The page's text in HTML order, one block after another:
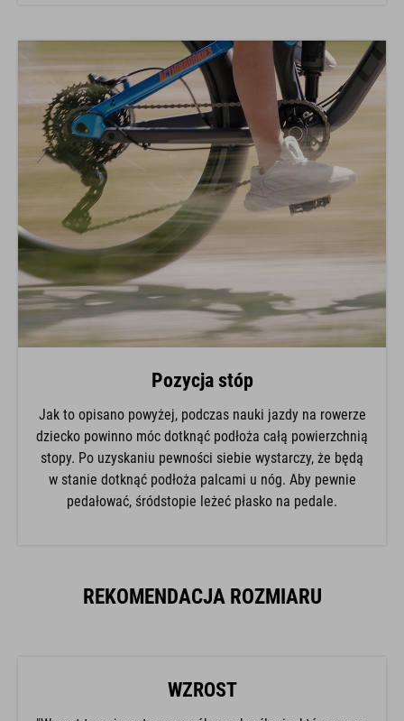
Pozycja stóp
Jak to opisano powyżej, podczas nauki jazdy na rowerze
dziecko powinno móc dotknąć podłoża całą powierzchnią
stopy. Po uzyskaniu pewności siebie wystarczy, że będą
w stanie dotknąć podłoża palcami u nóg. Aby pewnie
pedałować, śródstopie leżeć płasko na pedale.
REKOMENDACJA ROZMIARU
WZROST